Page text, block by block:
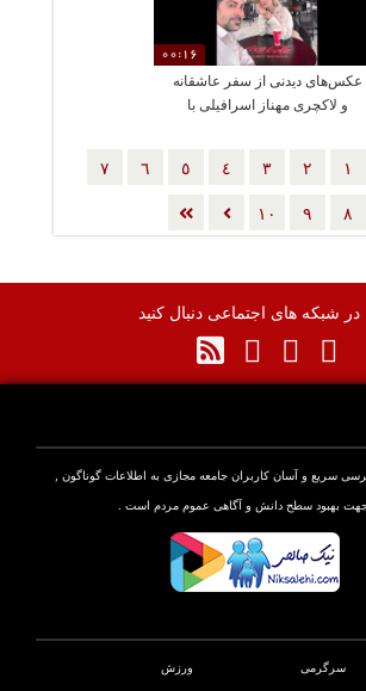
00:16
عکس‌های دیدنی از سفر عاشقانه
و لاکچری مهناز اسرافیلی با
گرجستان
١ ٢ ٣ ٤ ٥ ٦ ٧
٨ ٩ ١٠
در شبکه های اجتماعی دنبال کنید
سریع و آسان کاربران جامعه مجازی به اطلاعات گوناگون ,
بهبود سطح دانش و آگاهی عموم مردم است .
سرگرمی ورزش